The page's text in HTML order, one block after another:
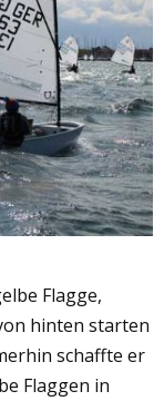
Flagge,
hinten starten
schaffte er
Flaggen in